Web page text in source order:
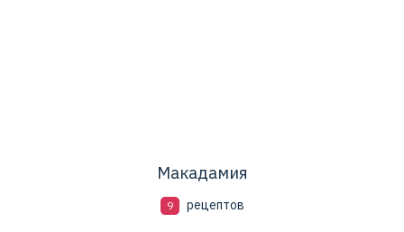
Макадамия
9 рецептов